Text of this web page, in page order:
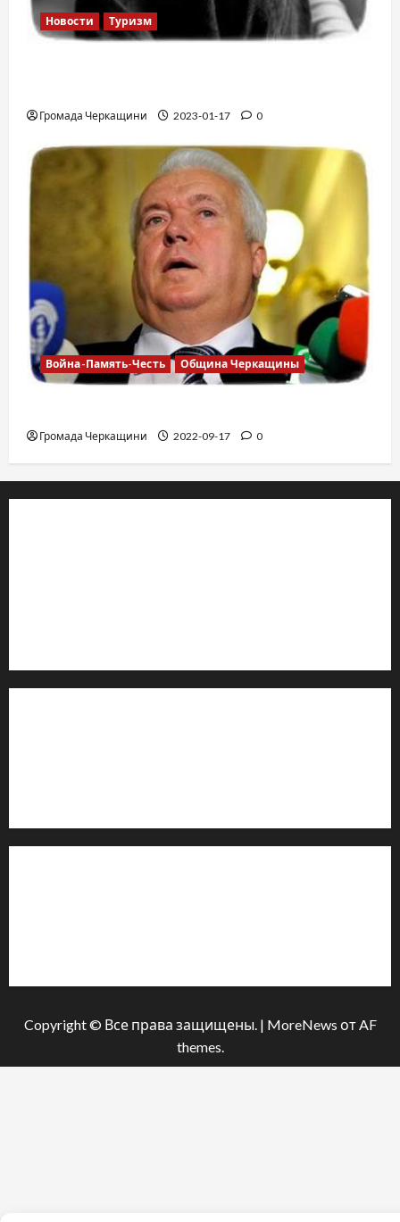
Новости Туризм
Громада Черкащини 2023-01-17 0
Война-Память-Честь Община Черкащины
Громада Черкащини 2022-09-17 0
Copyright © Все права защищены. | MoreNews от AF
themes.